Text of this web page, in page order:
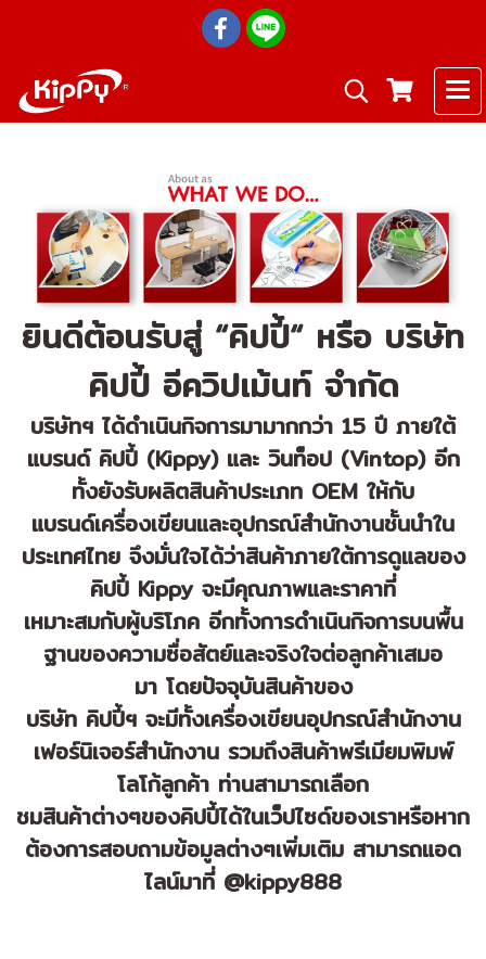
ยินดีต้อนรับสู่ “คิปปี้“ หรือ บริษัท
คิปปี้ อีควิปเม้นท์ จำกัด
บริษัทฯ ได้ดำเนินกิจการมามากกว่า 15 ปี ภายใต้
แบรนด์ คิปปี้ (Kippy) และ วินท็อป (Vintop) อีก
ทั้งยังรับผลิตสินค้าประเภท OEM ให้กับ
แบรนด์เครื่องเขียนและอุปกรณ์สำนักงานชั้นนำใน
ประเทศไทย จึงมั่นใจได้ว่าสินค้าภายใต้การดูแลของ
คิปปี้ Kippy จะมีคุณภาพและราคาที่
เหมาะสมกับผู้บริโภค อีกทั้งการดำเนินกิจการบนพื้น
ฐานของความซื่อสัตย์และจริงใจต่อลูกค้าเสมอ
มา โดยปัจจุบันสินค้าของ
บริษัท คิปปี้ฯ จะมีทั้งเครื่องเขียนอุปกรณ์สำนักงาน
เฟอร์นิเจอร์สำนักงาน รวมถึงสินค้าพรีเมียมพิมพ์
โลโก้ลูกค้า ท่านสามารถเลือก
ชมสินค้าต่างๆของคิปปี้ได้ในเว็ปไซด์ของเราหรือหาก
ต้องการสอบถามข้อมูลต่างๆเพิ่มเติม สามารถแอด
ไลน์มาที่ @‌kippy888